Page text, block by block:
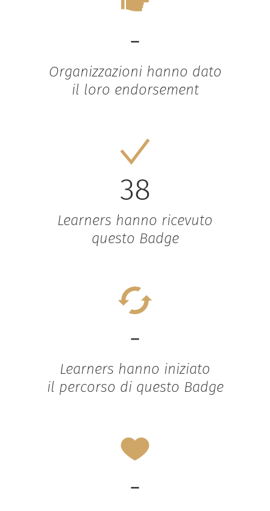
-
Organizzazioni hanno dato
il loro endorsement
38
Learners hanno ricevuto
questo Badge
-
Learners hanno iniziato
il percorso di questo Badge
-